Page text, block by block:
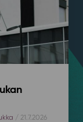
/ 21.7.2026